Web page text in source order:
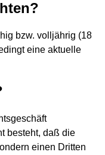
bzw. volljährig (18
eine aktuelle
besteht, daß die
einen Dritten